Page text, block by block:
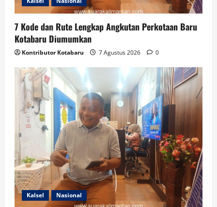
7 Kode dan Rute Lengkap Angkutan Perkotaan Baru
Kotabaru Diumumkan
Kontributor Kotabaru 7 Agustus 2026 0
Kalsel Nasional